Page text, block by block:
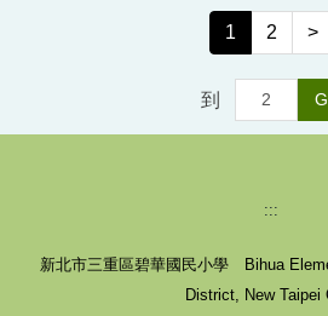
1 2 >
到
:::
新北市三重區碧華國民小學 Bihua
District, New Taipei